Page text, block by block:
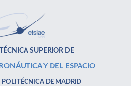
SUPERIOR DE
Y DEL ESPACIO
POLITÉCNICA DE MADRID